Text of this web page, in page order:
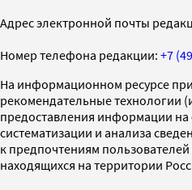
Адрес электронной почты
Номер телефона редакции: +7
На информационном ресурсе
рекомендательные технологии
предоставления информации на
систематизации и анализа
к предпочтениям пользователей
находящихся на территории